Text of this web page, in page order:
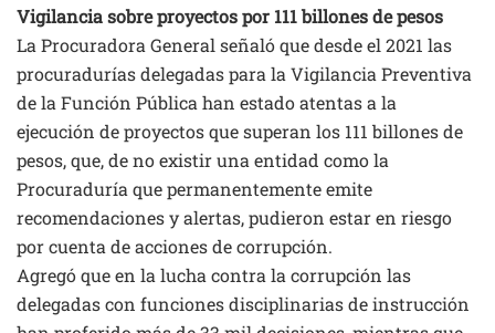
Vigilancia sobre proyectos por 111 billones de pesos
La Procuradora General señaló que desde el 2021 las
procuradurías delegadas para la Vigilancia Preventiva
de la Función Pública han estado atentas a la
ejecución de proyectos que superan los 111 billones de
pesos, que, de no existir una entidad como la
Procuraduría que permanentemente emite
recomendaciones y alertas, pudieron estar en riesgo
por cuenta de acciones de corrupción.
Agregó que en la lucha contra la corrupción las
delegadas con funciones disciplinarias de instrucción